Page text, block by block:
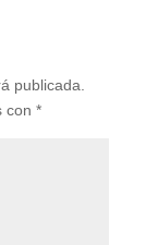
publicada.
con *